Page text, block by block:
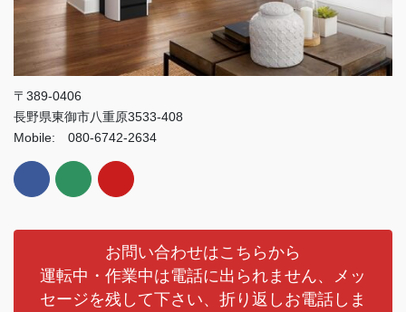
〒389-0406
長野県東御市八重原3533-408
Mobile: 080-6742-2634
お問い合わせはこちらから
運転中・作業中は電話に出られません、メッ
セージを残して下さい、折り返しお電話しま